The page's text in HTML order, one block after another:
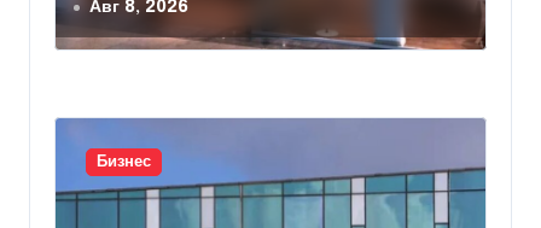
млн грн
Авг 8, 2026
Бизнес